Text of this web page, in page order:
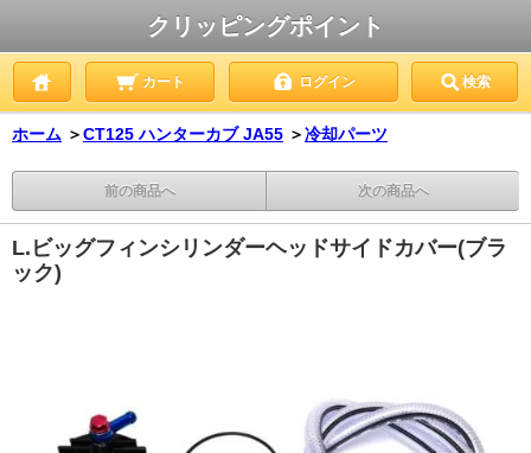
クリッピングポイント
カート ログイン 検索
ホーム ＞CT125 ハンターカブ JA55 ＞冷却パーツ
前の商品へ 次の商品へ
L.ビッグフィンシリンダーヘッドサイドカバー(ブラ
ック)